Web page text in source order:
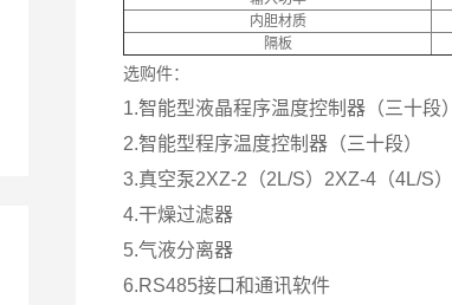
内胆材质
隔板
选购件：
1.智能型液晶程序温度控制器（三十段）
2.智能型程序温度控制器（三十段）
3.真空泵2XZ-2（2L/S）2XZ-4（4L/S）
4.干燥过滤器
5.气液分离器
6.RS485接口和通讯软件